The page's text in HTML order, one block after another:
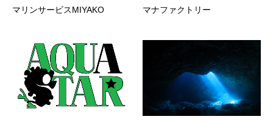
マリンサービスMIYAKO マナファクトリー